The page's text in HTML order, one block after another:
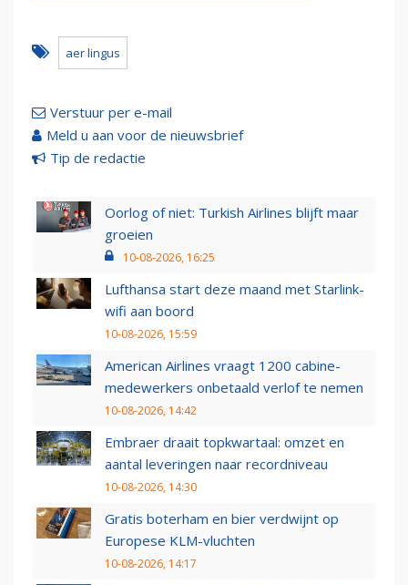
aer lingus
Verstuur per e-mail
Meld u aan voor de nieuwsbrief
Tip de redactie
Oorlog of niet: Turkish Airlines blijft maar
groeien
10-08-2026, 16:25
Lufthansa start deze maand met Starlink-
wifi aan boord
10-08-2026, 15:59
American Airlines vraagt 1200 cabine-
medewerkers onbetaald verlof te nemen
10-08-2026, 14:42
Embraer draait topkwartaal: omzet en
aantal leveringen naar recordniveau
10-08-2026, 14:30
Gratis boterham en bier verdwijnt op
Europese KLM-vluchten
10-08-2026, 14:17